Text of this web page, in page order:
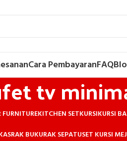
Cara PembayaranFAQ
tv
KITCHEN SETKURSIKURSI
RAK BUKURAK SEPATUSET KURSI